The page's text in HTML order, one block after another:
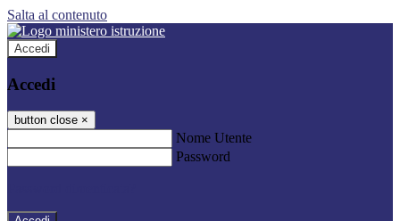
Salta al contenuto
Accedi
Accedi
button close ×
Nome Utente
Password